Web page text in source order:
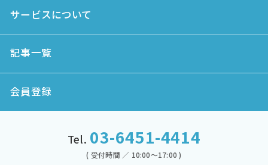
サービスについて
記事一覧
会員登録
Tel. 03-6451-4414
( 受付時間 ／ 10:00～17:00 )